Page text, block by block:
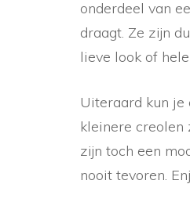
onderdeel van
draagt. Ze zijn
lieve look of
Uiteraard kun je
kleinere creolen
zijn toch een
nooit tevoren.